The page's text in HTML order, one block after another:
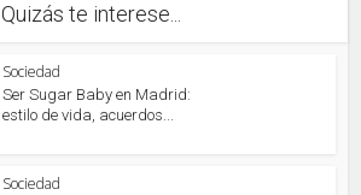
Quizás te interese...
Sociedad
Ser Sugar Baby en Madrid:
estilo de vida, acuerdos...
Sociedad